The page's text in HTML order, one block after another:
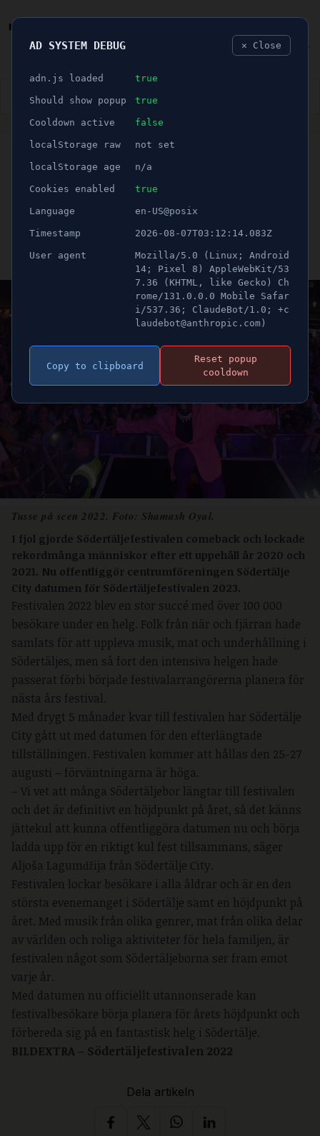
👮🏻‍♂️ BLÅLJUS ÅSIKTER SPORT
ANNONS
Eventet som lockade över
100.000 besökare är
tillbaka
Publicerad 6 april 2023 07:00
Tusse på scen 2022. Foto: Shamash Oyal.
I fjol gjorde Södertäljefestivalen comeback och lockade
rekordmånga människor efter ett uppehåll år 2020 och
2021. Nu offentliggör centrumföreningen Södertälje
City datumen för Södertäljefestivalen 2023.
Festivalen 2022 blev en stor succé med över 100 000
besökare under en helg. Folk från när och fjärran hade
samlats för att uppleva musik, mat och underhållning i
Södertäljes, men så fort den intensiva helgen hade
passerat förbi började festivalarrangörerna planera för
nästa års festival.
Med drygt 5 månader kvar till festivalen har Södertälje
City gått ut med datumen för den efterlängtade
tillställningen. Festivalen kommer att hållas den 25-27
augusti – förväntningarna är höga.
– Vi vet att många Södertäljebor längtar till festivalen
och det är definitivt en höjdpunkt på året, så det känns
jättekul att kunna offentliggöra datumen nu och börja
ladda upp för en riktigt kul fest tillsammans, säger
Aljoša Lagumǆija från Södertälje City.
Festivalen lockar besökare i alla åldrar och är en den
största evenemanget i Södertälje samt en höjdpunkt på
året. Med musik från olika genrer, mat från olika delar
av världen och roliga aktiviteter för hela familjen, är
festivalen något som Södertäljeborna ser fram emot
varje år.
Med datumen nu officiellt utannonserade kan
festivalbesökare börja planera för årets höjdpunkt och
förbereda sig på en fantastisk helg i Södertälje.
BILDEXTRA – Södertäljefestivalen 2022
Dela artikeln
AD SYSTEM DEBUG ✕ Close
adn.js loaded true
Should show popup true
Cooldown active false
localStorage raw not set
localStorage age n/a
Cookies enabled true
Language en-US@posix
Timestamp 2026-08-07T03:12:14.083Z
User agent
Mozilla/5.0 (Linux; Android
14; Pixel 8) AppleWebKit/53
7.36 (KHTML, like Gecko) Ch
rome/131.0.0.0 Mobile Safar
i/537.36; ClaudeBot/1.0; +c
laudebot@anthropic.com)
Copy to clipboard
Reset popup
cooldown